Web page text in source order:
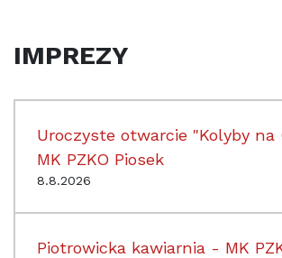
IMPREZY
Uroczyste otwarcie "Kolyby na
MK PZKO Piosek
8.8.2026
Piotrowicka kawiarnia - MK